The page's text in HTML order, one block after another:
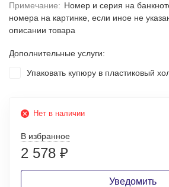
Примечание: Номер и серия на
номера на картинке, если иное не
описании товара
Дополнительные услуги:
Упаковать купюру в пластиковый
Нет в наличии
В избранное
2 578 ₽
Уведомить